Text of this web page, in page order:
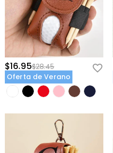
$16.95$28.45
Oferta de Verano